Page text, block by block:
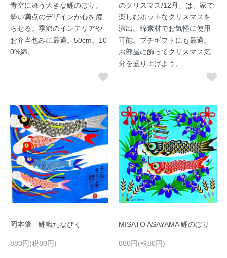
青空に舞う大きな鯉のぼり。
勢い満点のデザインが心を躍
らせる。季節のインテリアや
お弁当包みに最適。50cm。10
0%綿。
のクリスマス/12月」は、家で
楽しむホットなクリスマスを
演出。綿素材でお気軽に使用
可能。プチギフトにも最適。
お部屋に飾ってクリスマス気
分を盛り上げよう。
岡本肇 鯉幟たなびく
880円(税80円)
MISATO ASAYAMA 鯉のぼり
880円(税80円)